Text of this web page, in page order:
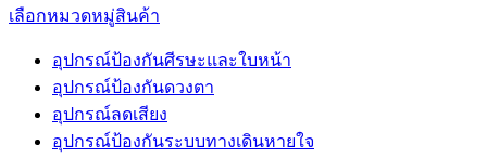
เลือกหมวดหมู่สินค้า
อุปกรณ์ป้องกันศีรษะและใบหน้า
อุปกรณ์ป้องกันดวงตา
อุปกรณ์ลดเสียง
อุปกรณ์ป้องกันระบบทางเดินหายใจ